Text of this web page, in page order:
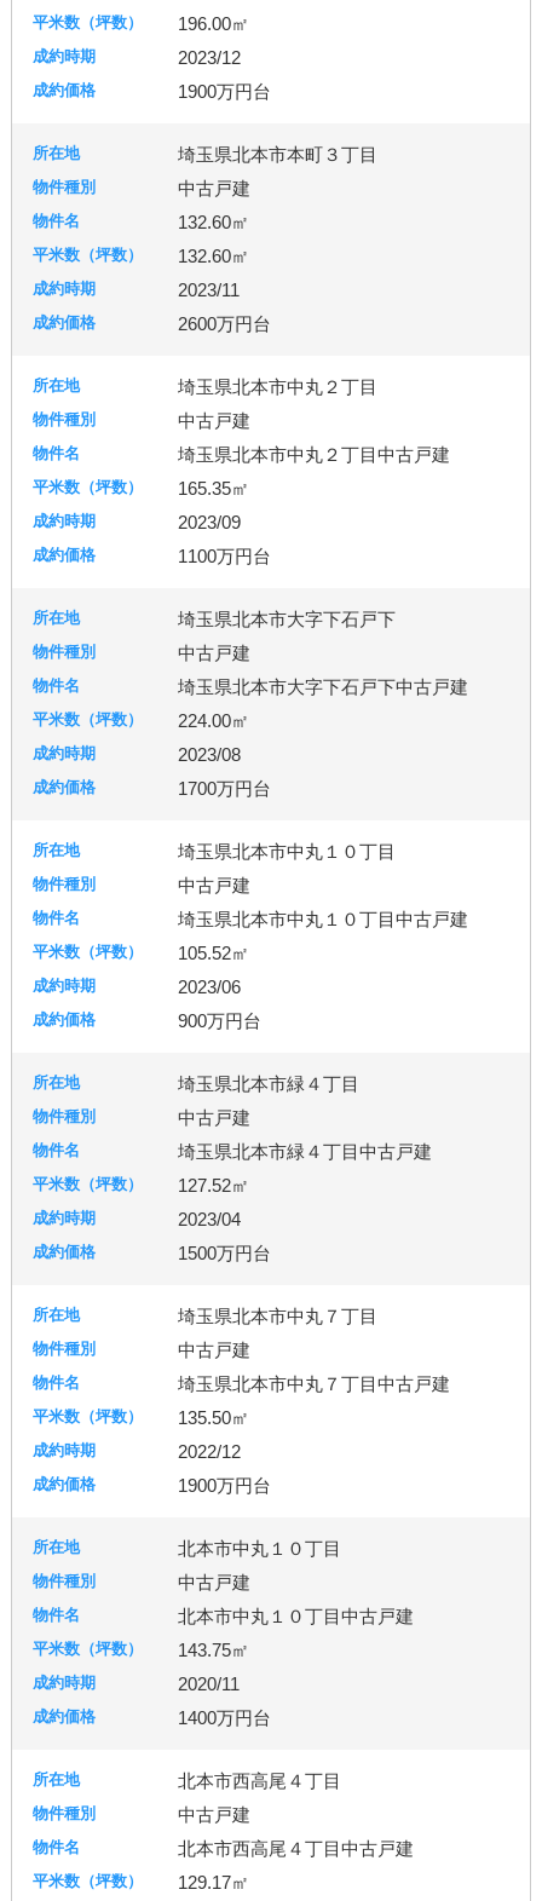
196.00㎡
2023/12
1900万円台
埼玉県北本市本町３丁目
中古戸建
132.60㎡
132.60㎡
2023/11
2600万円台
埼玉県北本市中丸２丁目
中古戸建
埼玉県北本市中丸２丁目中古戸建
165.35㎡
2023/09
1100万円台
埼玉県北本市大字下石戸下
中古戸建
埼玉県北本市大字下石戸下中古戸建
224.00㎡
2023/08
1700万円台
埼玉県北本市中丸１０丁目
中古戸建
埼玉県北本市中丸１０丁目中古戸建
105.52㎡
2023/06
900万円台
埼玉県北本市緑４丁目
中古戸建
埼玉県北本市緑４丁目中古戸建
127.52㎡
2023/04
1500万円台
埼玉県北本市中丸７丁目
中古戸建
埼玉県北本市中丸７丁目中古戸建
135.50㎡
2022/12
1900万円台
北本市中丸１０丁目
中古戸建
北本市中丸１０丁目中古戸建
143.75㎡
2020/11
1400万円台
北本市西高尾４丁目
中古戸建
北本市西高尾４丁目中古戸建
129.17㎡